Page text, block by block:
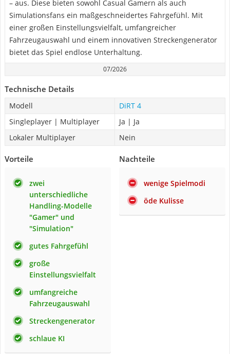
– aus. Diese bieten sowohl Casual Gamern als auch
Simulationsfans ein maßgeschneidertes Fahrgefühl. Mit
einer großen Einstellungsvielfalt, umfangreicher
Fahrzeugauswahl und einem innovativen Streckengenerator
bietet das Spiel endlose Unterhaltung.
07/2026
Technische Details
Modell
DiRT 4
Singleplayer | Multiplayer
Ja | Ja
Lokaler Multiplayer
Nein
Vorteile
zwei
unterschiedliche
Handling-Modelle
"Gamer" und
"Simulation"
gutes Fahrgefühl
große
Einstellungsvielfalt
umfangreiche
Fahrzeugauswahl
Streckengenerator
schlaue KI
Nachteile
wenige Spielmodi
öde Kulisse